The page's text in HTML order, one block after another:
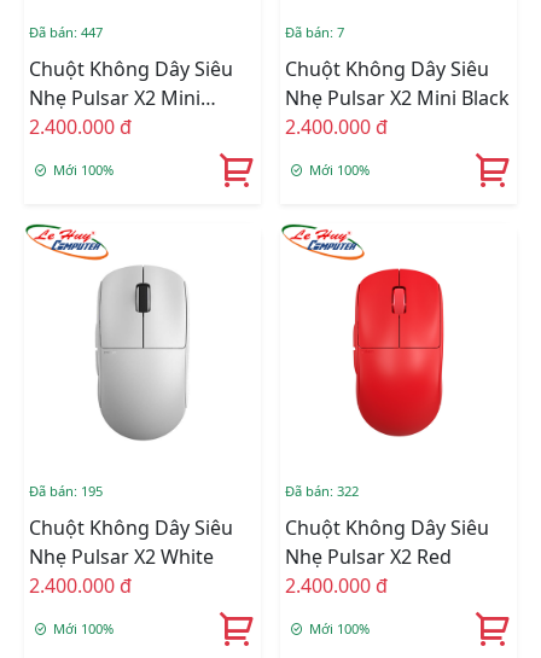
Đã bán: 447
Chuột Không Dây Siêu
Nhẹ Pulsar X2 Mini
White
2.400.000 đ
Mới 100%
Đã bán: 7
Chuột Không Dây Siêu
Nhẹ Pulsar X2 Mini Black
2.400.000 đ
Mới 100%
Đã bán: 195
Chuột Không Dây Siêu
Nhẹ Pulsar X2 White
2.400.000 đ
Mới 100%
Đã bán: 322
Chuột Không Dây Siêu
Nhẹ Pulsar X2 Red
2.400.000 đ
Mới 100%